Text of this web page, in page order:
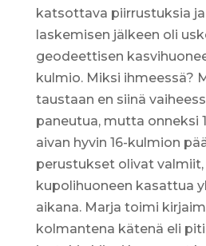
katsottava piirrustuksia
laskemisen jälkeen oli
geodeettisen
kulmio. Miksi ihmeessä?
taustaan en siinä
paneutua, mutta onneksi
aivan hyvin 16-kulmion
perustukset olivat
kupolihuoneen kasattua
aikana. Marja toimi
kolmantena kätenä eli